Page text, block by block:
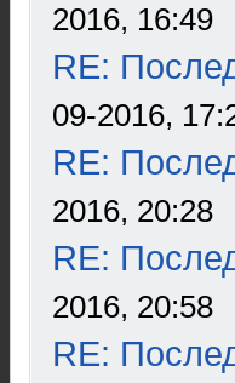
2016, 16:49
RE:
09-2016,
RE:
2016, 20:28
RE:
2016, 20:58
RE: